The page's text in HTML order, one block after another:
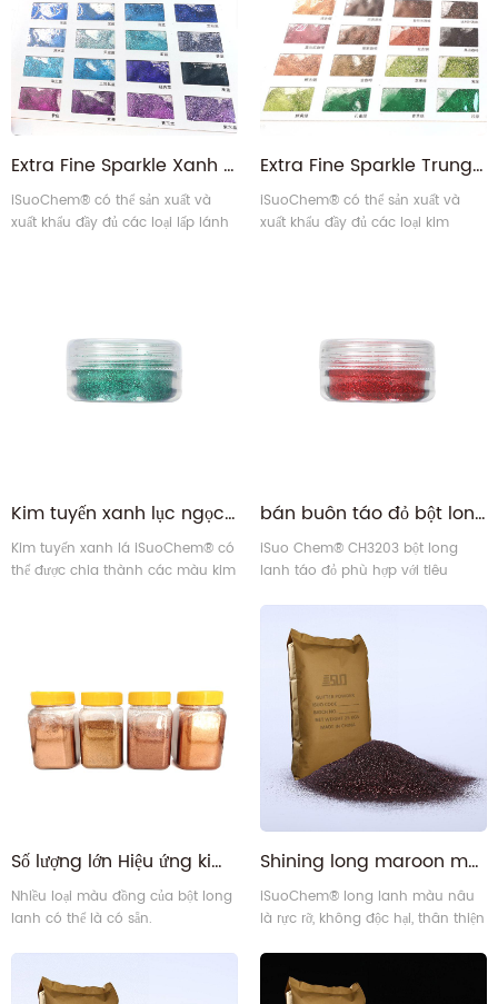
hoặc thủ công khác.
Extra Fine Sparkle Xanh tím Xanh lấp lánh
iSuoChem® có thể sản xuất và
xuất khẩu đầy đủ các loại lấp lánh
Extra Fine Sparkle Trung Quốc Đỏ Nâu Đồng Xanh lấp lánh
iSuoChem® có thể sản xuất và
xuất khẩu đầy đủ các loại kim
Kim tuyến xanh lục ngọc lục bảo ánh chanh nhạt siêu lấp lánh, hạt cực mịn
Kim tuyến xanh lá iSuoChem® có
thể được chia thành các màu kim
bán buôn táo đỏ bột long lanh cho CH3203
iSuo Chem® CH3203 bột long
lanh táo đỏ phù hợp với tiêu
OEKO-TEXT tiêu chuẩn 100.
Số lượng lớn Hiệu ứng kim loại bằng kim loại màu đồng cho giá lấp lánh Bán buôn
Nhiều loại màu đồng của bột long
lanh có thể là có sẵn.
Shining long maroon mực long lanh bột
iSuoChem® long lanh màu nâu
là rực rỡ, không độc hại, thân thiện
ràng cao. Bụi long lanh màu nâu
của chúng tôi phù hợp với SGS,